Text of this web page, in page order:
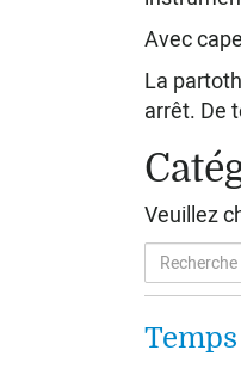
Avec
La
arrêt. De
Veuillez